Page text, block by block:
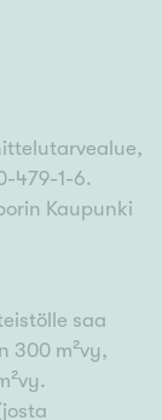
479-1-6.
Kaupunki
saa
300 m²vy,